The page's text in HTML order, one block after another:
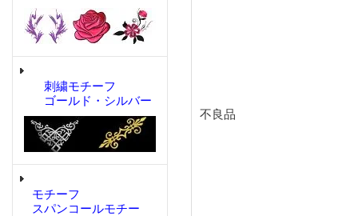
刺繍モチーフ
ゴールド・シルバー
モチーフ
スパンコールモチー
不良品